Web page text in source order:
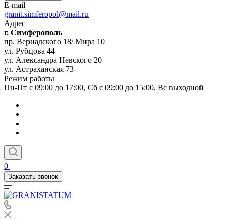
E-mail
granit.simferopol@mail.ru
Адрес
г. Симферополь
пр. Вернадского 18/ Мира 10
ул. Рубцова 44
ул. Александра Невского 20
ул. Астраханская 73
Режим работы
Пн-Пт с 09:00 до 17:00, Сб с 09:00 до 15:00, Вс выходной
0
Заказать звонок